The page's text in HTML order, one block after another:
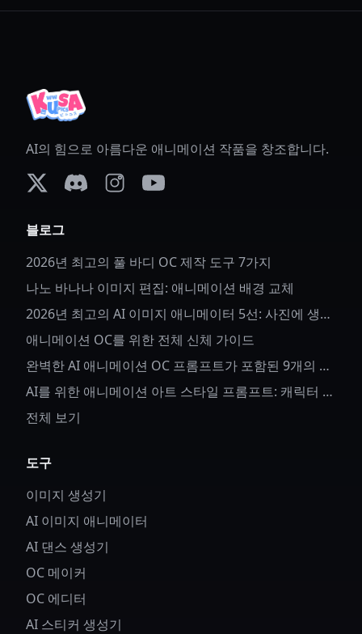
AI의 힘으로 아름다운 애니메이션 작품을 창조합니다.
블로그
2026년 최고의 풀 바디 OC 제작 도구 7가지
나노 바나나 이미지 편집: 애니메이션 배경 교체
2026년 최고의 AI 이미지 애니메이터 5선: 사진에 생명
을 불어넣다
애니메이션 OC를 위한 전체 신체 가이드
완벽한 AI 애니메이션 OC 프롬프트가 포함된 9개의 애
니메이션 OC 아이디어
AI를 위한 애니메이션 아트 스타일 프롬프트: 캐릭터 세
부사항과 스타일 제어 방법
전체 보기
도구
이미지 생성기
AI 이미지 애니메이터
AI 댄스 생성기
OC 메이커
OC 에디터
AI 스티커 생성기